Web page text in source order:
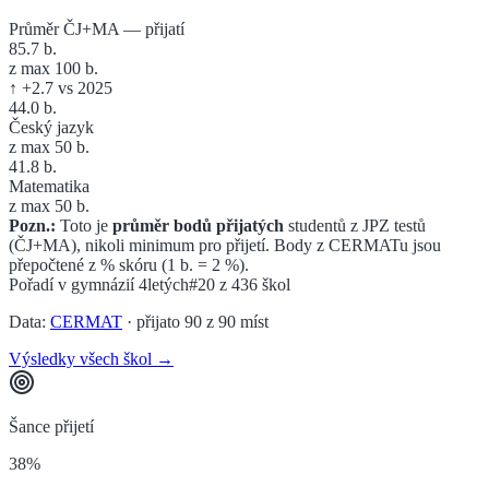
Průměr ČJ+MA — přijatí
85.7 b.
z max 100 b.
↑ +2.7 vs 2025
44.0 b.
Český jazyk
z max 50 b.
41.8 b.
Matematika
z max 50 b.
Pozn.: Toto je průměr bodů přijatých studentů z JPZ testů
(ČJ+MA), nikoli minimum pro přijetí. Body z CERMATu jsou
přepočtené z % skóru (1 b. = 2 %).
Pořadí v gymnázií 4letých#20 z 436 škol
Data: CERMAT · přijato 90 z 90 míst
Výsledky všech škol →
Šance přijetí
38%